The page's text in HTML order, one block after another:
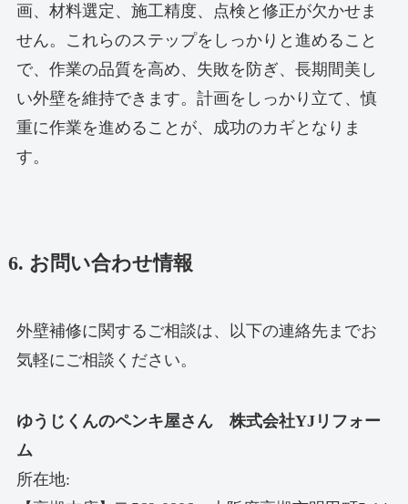
画、材料選定、施工精度、点検と修正が欠かせま
せん。これらのステップをしっかりと進めること
で、作業の品質を高め、失敗を防ぎ、長期間美し
い外壁を維持できます。計画をしっかり立て、慎
重に作業を進めることが、成功のカギとなりま
す。
6. お問い合わせ情報
外壁補修に関するご相談は、以下の連絡先までお
気軽にご相談ください。
ゆうじくんのペンキ屋さん 株式会社YJリフォー
ム
所在地: